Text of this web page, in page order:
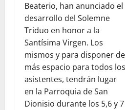
Beaterio, han anunciado el
desarrollo del Solemne
Triduo en honor a la
Santísima Virgen. Los
mismos y para disponer de
más espacio para todos los
asistentes, tendrán lugar
en la Parroquia de San
Dionisio durante los 5,6 y 7